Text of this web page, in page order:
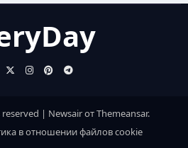
| NewsairотThemeansar.
в отношении файлов cookie